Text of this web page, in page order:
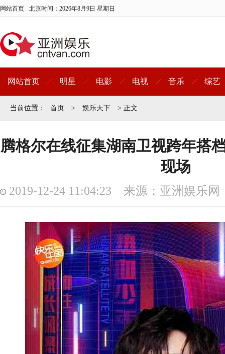
网站首页 北京时间： 2026年8月9日 星期日
网站首页 明星 电影 电视 音乐 综艺
当前位置： 首页 > 娱乐天下 > 正文
腾格尔在线征集湖南卫视跨年搭
现场
2019-12-24 11:04:23 来源：亚洲娱乐网